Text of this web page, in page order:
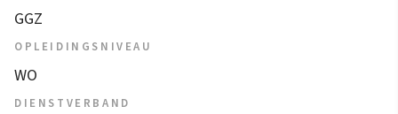
GGZ
OPLEIDINGSNIVEAU
WO
DIENSTVERBAND